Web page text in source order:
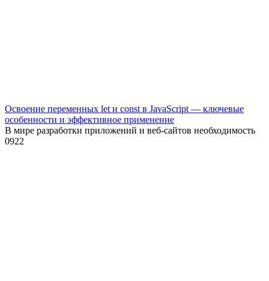
Освоение переменных let и const в JavaScript — ключевые
особенности и эффективное применение
В мире разработки приложений и веб-сайтов необходимость
0922